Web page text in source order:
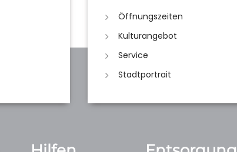
Öffnungszeiten
Kulturangebot
Service
Stadtportrait